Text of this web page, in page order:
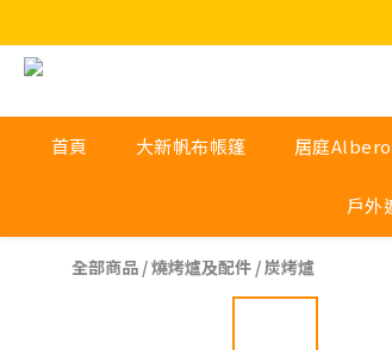
首頁 大新帆布帳篷 居庭
戶外
全部商品 /燒烤爐及配件 /炭烤爐